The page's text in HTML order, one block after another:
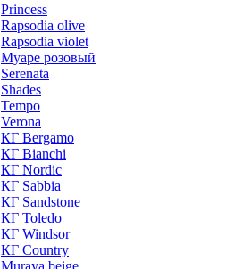
Princess
Rapsodia olive
Rapsodia violet
Муаре розовый
Serenata
Shades
Tempo
Verona
КГ Bergamo
КГ Bianchi
КГ Nordic
КГ Sabbia
КГ Sandstone
КГ Toledo
КГ Windsor
КГ Сountry
Muraya beige